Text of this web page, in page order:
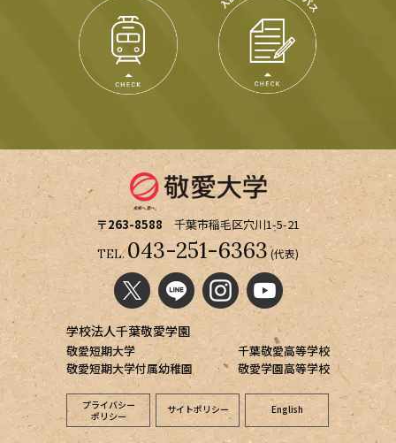
〒263-8588 千葉市稲毛区穴川1-5-21
TEL. 043-251-6363 (代表)
学校法人千葉敬愛学園
敬愛短期大学
千葉敬愛高等学校
敬愛短期大学付属幼稚園
敬愛学園高等学校
プライバシー
ポリシー
サイトポリシー English